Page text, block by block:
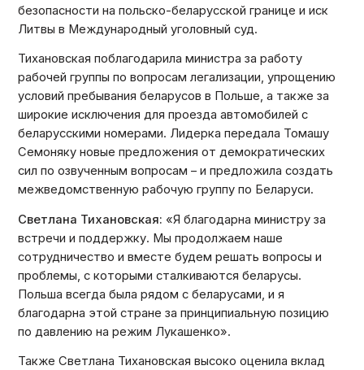
безопасности на польско-беларусской границе и иск
Литвы в Международный уголовный суд.
Тихановская поблагодарила министра за работу
рабочей группы по вопросам легализации, упрощению
условий пребывания беларусов в Польше, а также за
широкие исключения для проезда автомобилей с
беларусскими номерами. Лидерка передала Томашу
Семоняку новые предложения от демократических
сил по озвученным вопросам – и предложила создать
межведомственную рабочую группу по Беларуси.
Светлана Тихановская: «Я благодарна министру за
встречи и поддержку. Мы продолжаем наше
сотрудничество и вместе будем решать вопросы и
проблемы, с которыми сталкиваются беларусы.
Польша всегда была рядом с беларусами, и я
благодарна этой стране за принципиальную позицию
по давлению на режим Лукашенко».
Также Светлана Тихановская высоко оценила вклад